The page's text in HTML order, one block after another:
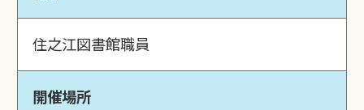
住之江図書館職員
開催場所